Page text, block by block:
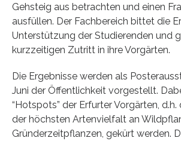
Gehsteig aus betrachten und einen
ausfüllen. Der Fachbereich bittet die
Unterstützung der Studierenden und
kurzzeitigen Zutritt in ihre Vorgärten.
Die Ergebnisse werden als
Juni der Öffentlichkeit vorgestellt.
“Hotspots” der Erfurter Vorgärten,
der höchsten Artenvielfalt an
Gründerzeitpflanzen, gekürt werden.